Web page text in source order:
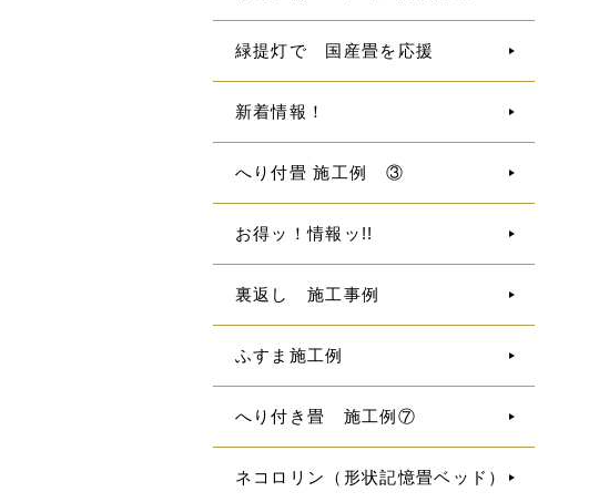
緑提灯で 国産畳を応援
新着情報！
へり付畳 施工例 ③
お得ッ！情報ッ!!
裏返し 施工事例
ふすま施工例
へり付き畳 施工例⑦
ネコロリン（形状記憶畳ベッド）